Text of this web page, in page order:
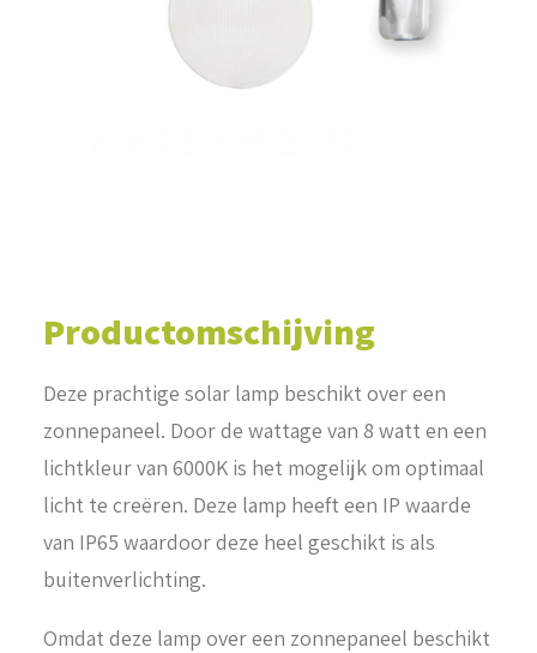
Productomschijving
Deze prachtige solar lamp beschikt over een
zonnepaneel. Door de wattage van 8 watt en een
lichtkleur van 6000K is het mogelijk om optimaal
licht te creëren. Deze lamp heeft een IP waarde
van IP65 waardoor deze heel geschikt is als
buitenverlichting.
Omdat deze lamp over een zonnepaneel beschikt